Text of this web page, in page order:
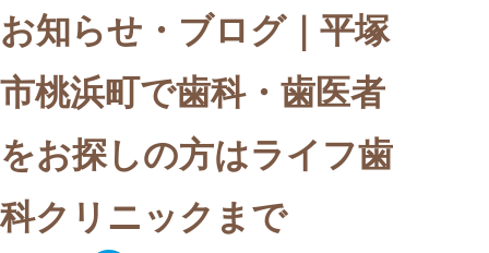
お知らせ・ブログ｜平塚
市桃浜町で歯科・歯医者
をお探しの方はライフ歯
科クリニックまで